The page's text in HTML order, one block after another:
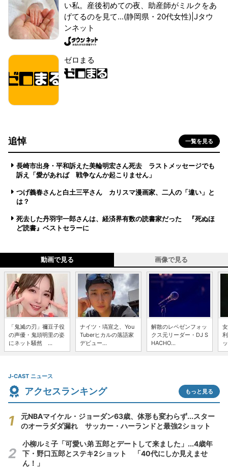
い私。産後初めての夜、助産師がミルクをあ
げてるのを見て...(静岡県・20代女性)|Jタウ
ンネット
ゼロまる
追悼 一覧を見る
長崎市出身・平和訴えた美輪明宏さん死去 ラストメッセージでも
訴え「愛があれば 戦争なんか起こりません」
つげ義春さんと白土三平さん カリスマ漫画家、二人の「違い」と
は？
死去した丹羽宇一郎さんは、経済界有数の読書家だった 『死ぬほ
ど読書』ベストセラーに
動画で見る 画像で見る
「鬼滅の刃」禰豆子役
の声優・鬼頭明里の姿
にネット騒然 ...
ナイツ・塙宣之、You
Tuberヒカルの落語家
デビュー...
解散のレペゼンフォッ
クス元リーダー・DJ S
HACHO...
J-CAST ニュース
アクセスランキング もっと見る
元NBAマイケル・ジョーダン63歳、体形も変わらず...スター
のオーラダダ漏れ サッカー・ハーランドと最強2ショット
小柳ルミ子「可愛い弟 五郎とデートして来ました」...4歳年
下・野口五郎とステキ2ショット 「40代にしか見えませ
ん！」